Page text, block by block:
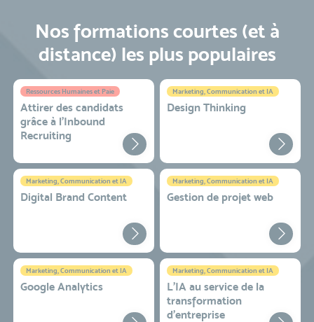
Nos formations courtes (et à
distance) les plus populaires
Ressources Humaines et Paie
Attirer des candidats
grâce à l’Inbound
Recruiting
Marketing, Communication et IA
Design Thinking
Marketing, Communication et IA
Digital Brand Content
Marketing, Communication et IA
Gestion de projet web
Marketing, Communication et IA
Google Analytics
Marketing, Communication et IA
L'IA au service de la
transformation
d'entreprise